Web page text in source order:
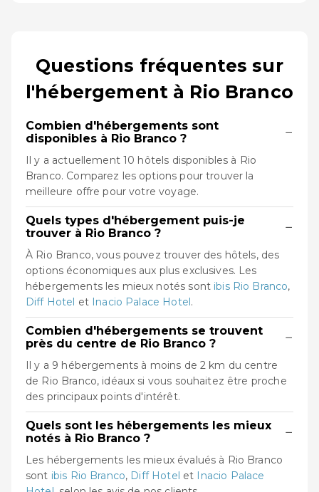
Questions fréquentes sur
l'hébergement à Rio Branco
Combien d'hébergements sont
disponibles à Rio Branco ?
−
Il y a actuellement 10 hôtels disponibles à Rio
Branco. Comparez les options pour trouver la
meilleure offre pour votre voyage.
Quels types d'hébergement puis-je
trouver à Rio Branco ?
−
À Rio Branco, vous pouvez trouver des hôtels, des
options économiques aux plus exclusives. Les
hébergements les mieux notés sont ibis Rio Branco,
Diff Hotel et Inacio Palace Hotel.
Combien d'hébergements se trouvent
près du centre de Rio Branco ?
−
Il y a 9 hébergements à moins de 2 km du centre
de Rio Branco, idéaux si vous souhaitez être proche
des principaux points d'intérêt.
Quels sont les hébergements les mieux
notés à Rio Branco ?
−
Les hébergements les mieux évalués à Rio Branco
sont ibis Rio Branco, Diff Hotel et Inacio Palace